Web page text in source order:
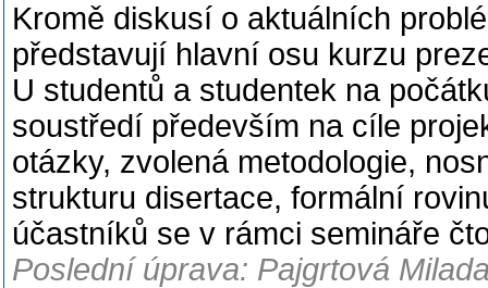
Kromě diskusí o aktuálních
představují hlavní osu kurzu
U studentů a studentek na
soustředí především na cíle
otázky, zvolená metodologie,
strukturu disertace, formální
účastníků se v rámci semináře
Poslední úprava: Pajgrtová